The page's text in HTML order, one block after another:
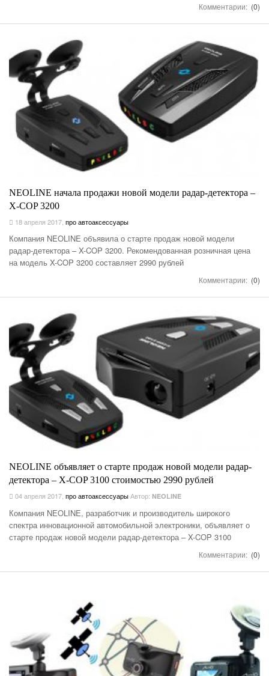
Комментарии: (0)
NEOLINE начала продажи новой модели радар-детектора –
X-COP 3200
18 апреля 2017, про автоаксессуары
Компания NEOLINE объявила о старте продаж новой модели
радар-детектора – X-COP 3200. Рекомендованная розничная цена
на модель X-COP 3200 составляет 2990 рублей
Комментарии: (0)
NEOLINE объявляет о старте продаж новой модели радар-
детектора – X-COP 3100 стоимостью 2990 рублей
04 апреля 2017 про автоаксессуарыАвтор: NEOLINE
Компания NEOLINE, разработчик и производитель широкого
спектра инновационной автомобильной электроники, объявляет о
старте продаж новой модели радар-детектора – X-COP 3100
Комментарии: (0)